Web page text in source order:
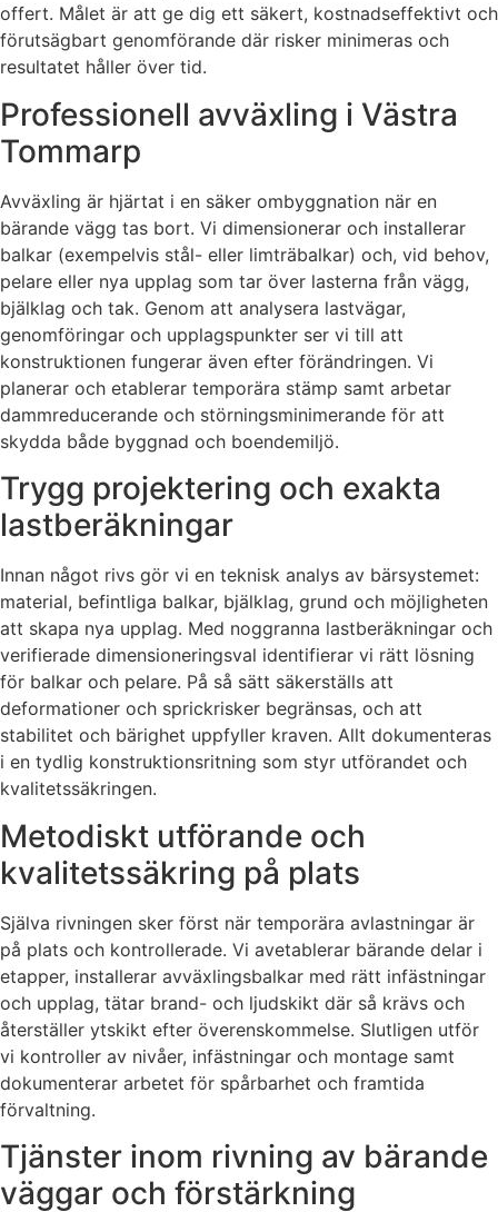
offert. Målet är att ge dig ett säkert, kostnadseffektivt och
förutsägbart genomförande där risker minimeras och
resultatet håller över tid.
Professionell avväxling i Västra
Tommarp
Avväxling är hjärtat i en säker ombyggnation när en
bärande vägg tas bort. Vi dimensionerar och installerar
balkar (exempelvis stål- eller limträbalkar) och, vid behov,
pelare eller nya upplag som tar över lasterna från vägg,
bjälklag och tak. Genom att analysera lastvägar,
genomföringar och upplagspunkter ser vi till att
konstruktionen fungerar även efter förändringen. Vi
planerar och etablerar temporära stämp samt arbetar
dammreducerande och störningsminimerande för att
skydda både byggnad och boendemiljö.
Trygg projektering och exakta
lastberäkningar
Innan något rivs gör vi en teknisk analys av bärsystemet:
material, befintliga balkar, bjälklag, grund och möjligheten
att skapa nya upplag. Med noggranna lastberäkningar och
verifierade dimensioneringsval identifierar vi rätt lösning
för balkar och pelare. På så sätt säkerställs att
deformationer och sprickrisker begränsas, och att
stabilitet och bärighet uppfyller kraven. Allt dokumenteras
i en tydlig konstruktionsritning som styr utförandet och
kvalitetssäkringen.
Metodiskt utförande och
kvalitetssäkring på plats
Själva rivningen sker först när temporära avlastningar är
på plats och kontrollerade. Vi avetablerar bärande delar i
etapper, installerar avväxlingsbalkar med rätt infästningar
och upplag, tätar brand- och ljudskikt där så krävs och
återställer ytskikt efter överenskommelse. Slutligen utför
vi kontroller av nivåer, infästningar och montage samt
dokumenterar arbetet för spårbarhet och framtida
förvaltning.
Tjänster inom rivning av bärande
väggar och förstärkning